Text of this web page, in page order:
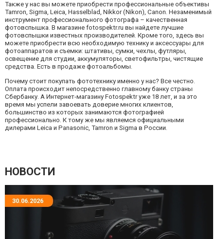
Также у нас вы можете приобрести профессиональные объективы
Tamron, Sigma, Leiсa, Hasselblad, Nikkor (Nikon), Canon. Незаменимый
инструмент профессионального фотографа – качественная
фотовспышка. В магазине fotospektr.ru вы найдете лучшие
фотовспышки известных производителей. Кроме того, здесь вы
можете приобрести всю необходимую технику и аксессуары для
фотоаппаратов и съемки: штативы, сумки, чехлы, футляры,
освещение для студии, аккумуляторы, светофильтры, чистящие
средства. Есть в продаже фотоальбомы.
Почему стоит покупать фототехнику именно у нас? Все честно.
Оплата происходит непосредственно главному банку страны
Сбербанку. А Интернет-магазину Fotospektr уже 18 лет, и за это
время мы успели завоевать доверие многих клиентов,
большинство из которых занимаются фотографией
профессионально. К тому же мы являемся официальными
дилерами Leica и Panasonic, Tamron и Sigma в России.
НОВОСТИ
30.06.2026